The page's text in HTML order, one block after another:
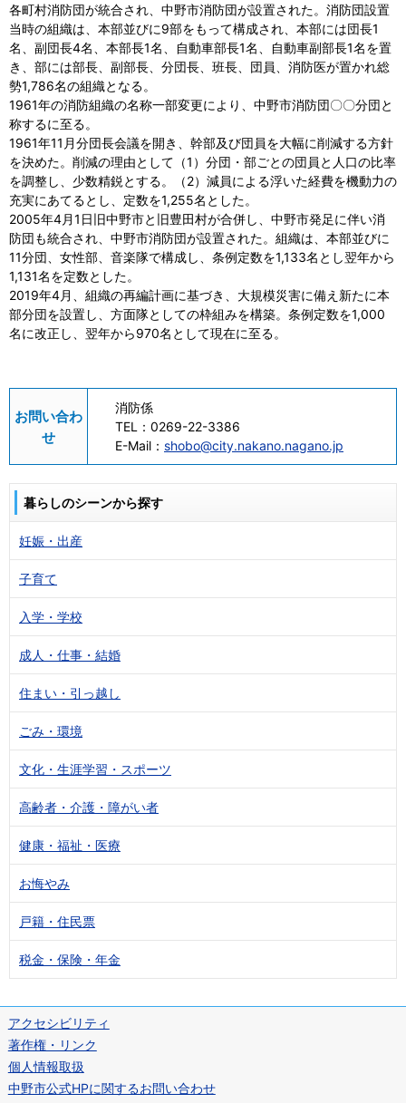
各町村消防団が統合され、中野市消防団が設置された。消防団設置
当時の組織は、本部並びに9部をもって構成され、本部には団長1
名、副団長4名、本部長1名、自動車部長1名、自動車副部長1名を置
き、部には部長、副部長、分団長、班長、団員、消防医が置かれ総
勢1,786名の組織となる。
1961年の消防組織の名称一部変更により、中野市消防団〇〇分団と
称するに至る。
1961年11月分団長会議を開き、幹部及び団員を大幅に削減する方針
を決めた。削減の理由として（1）分団・部ごとの団員と人口の比率
を調整し、少数精鋭とする。（2）減員による浮いた経費を機動力の
充実にあてるとし、定数を1,255名とした。
2005年4月1日旧中野市と旧豊田村が合併し、中野市発足に伴い消
防団も統合され、中野市消防団が設置された。組織は、本部並びに
11分団、女性部、音楽隊で構成し、条例定数を1,133名とし翌年から
1,131名を定数とした。
2019年4月、組織の再編計画に基づき、大規模災害に備え新たに本
部分団を設置し、方面隊としての枠組みを構築。条例定数を1,000
名に改正し、翌年から970名として現在に至る。
お問い合わ
せ
消防係
TEL： 0269-22-3386
E-Mail： shobo@city.nakano.nagano.jp
暮らしのシーンから探す
妊娠・出産
子育て
入学・学校
成人・仕事・結婚
住まい・引っ越し
ごみ・環境
文化・生涯学習・スポーツ
高齢者・介護・障がい者
健康・福祉・医療
お悔やみ
戸籍・住民票
税金・保険・年金
アクセシビリティ
著作権・リンク
個人情報取扱
中野市公式HPに関するお問い合わせ